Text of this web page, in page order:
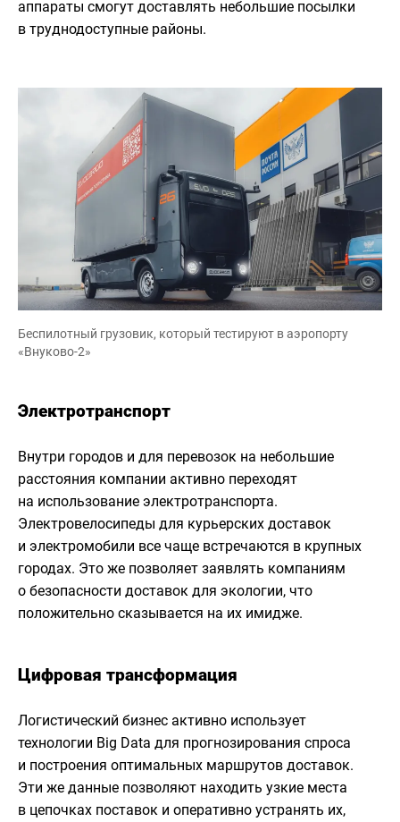
аппараты смогут доставлять небольшие посылки
в труднодоступные районы.
Беспилотный грузовик, который тестируют в аэропорту
«Внуково-2»
Электротранспорт
Внутри городов и для перевозок на небольшие
расстояния компании активно переходят
на использование электротранспорта.
Электровелосипеды для курьерских доставок
и электромобили все чаще встречаются в крупных
городах. Это же позволяет заявлять компаниям
о безопасности доставок для экологии, что
положительно сказывается на их имидже.
Цифровая трансформация
Логистический бизнес активно использует
технологии Big Data для прогнозирования спроса
и построения оптимальных маршрутов доставок.
Эти же данные позволяют находить узкие места
в цепочках поставок и оперативно устранять их,